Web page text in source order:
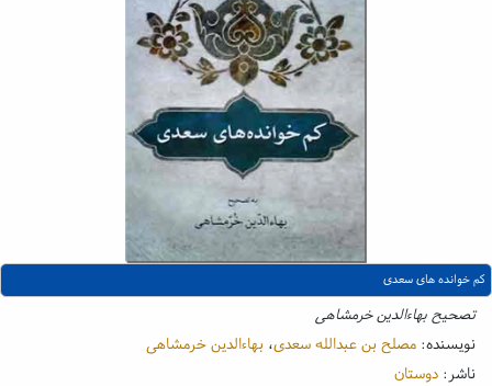
کم خوانده های سعدی
تصحیح بهاءالدین خرمشاهی
نویسنده: مصلح بن عبدالله سعدی، بهاءالدین خرمشاهی
ناشر: دوستان